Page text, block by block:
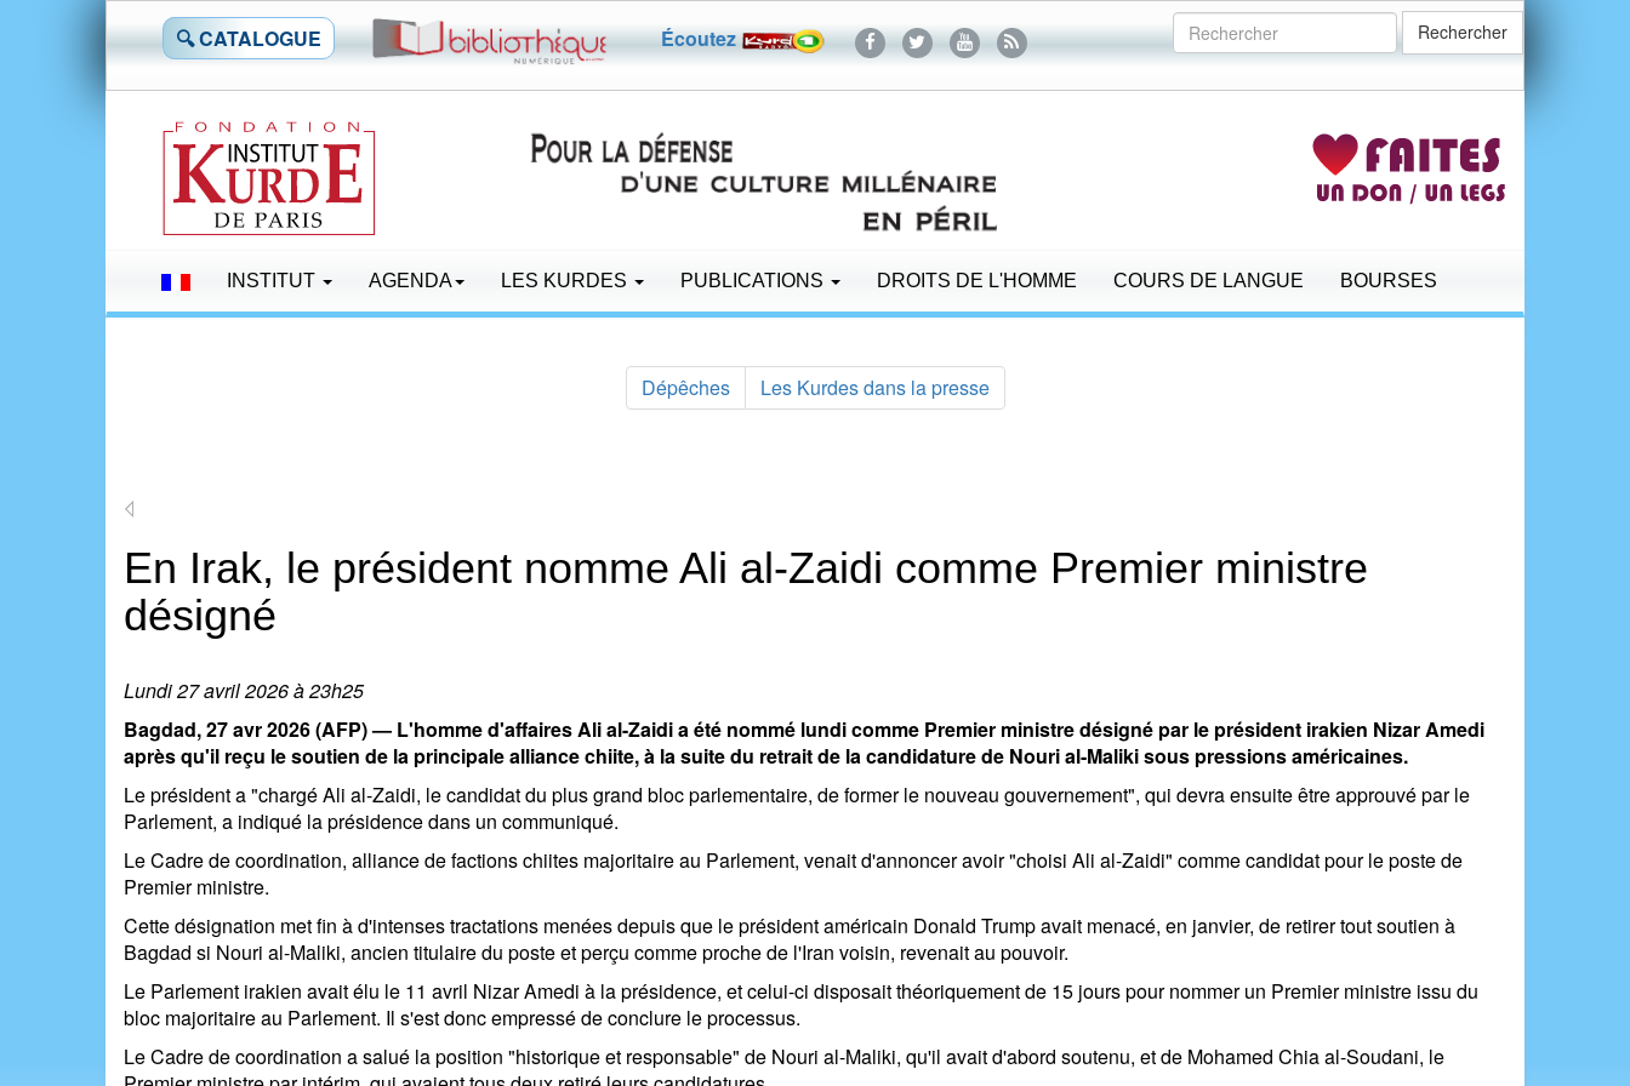
🔍 CATALOGUE Écoutez Rechercher
INSTITUT AGENDA LES KURDES PUBLICATIONS DROITS DE L'HOMME COURS DE LANGUE BOURSES
Dépêches Les Kurdes dans la presse
En Irak, le président nomme Ali al-Zaidi comme Premier ministre
désigné
Lundi 27 avril 2026 à 23h25
Bagdad, 27 avr 2026 (AFP) — L'homme d'affaires Ali al-Zaidi a été nommé lundi comme Premier ministre désigné par le président irakien Nizar Amedi
après qu'il reçu le soutien de la principale alliance chiite, à la suite du retrait de la candidature de Nouri al-Maliki sous pressions américaines.
Le président a "chargé Ali al-Zaidi, le candidat du plus grand bloc parlementaire, de former le nouveau gouvernement", qui devra ensuite être approuvé par le
Parlement, a indiqué la présidence dans un communiqué.
Le Cadre de coordination, alliance de factions chiites majoritaire au Parlement, venait d'annoncer avoir "choisi Ali al-Zaidi" comme candidat pour le poste de
Premier ministre.
Cette désignation met fin à d'intenses tractations menées depuis que le président américain Donald Trump avait menacé, en janvier, de retirer tout soutien à
Bagdad si Nouri al-Maliki, ancien titulaire du poste et perçu comme proche de l'Iran voisin, revenait au pouvoir.
Le Parlement irakien avait élu le 11 avril Nizar Amedi à la présidence, et celui-ci disposait théoriquement de 15 jours pour nommer un Premier ministre issu du
bloc majoritaire au Parlement. Il s'est donc empressé de conclure le processus.
Le Cadre de coordination a salué la position "historique et responsable" de Nouri al-Maliki, qu'il avait d'abord soutenu, et de Mohamed Chia al-Soudani, le